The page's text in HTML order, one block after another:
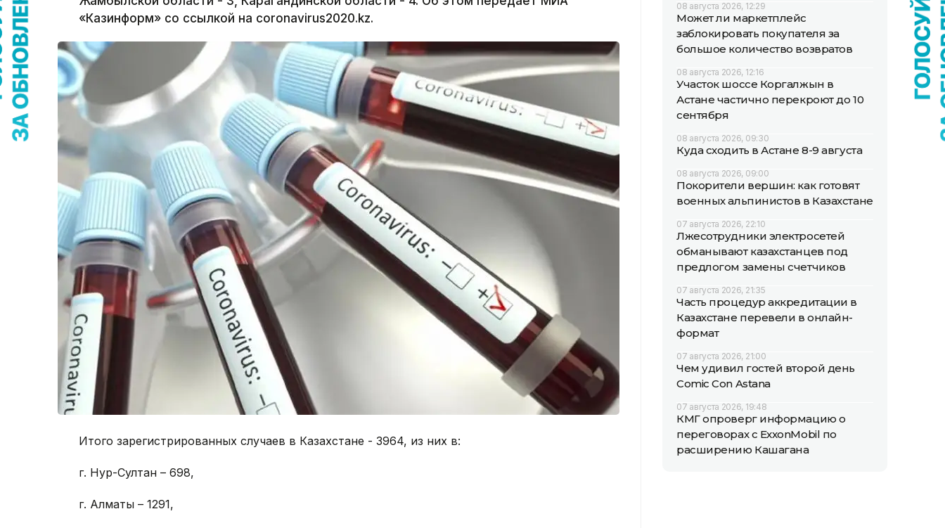
«Казинформ» со ссылкой на coronavirus2020.kz.
Итого зарегистрированных случаев в Казахстане - 3964, из них в:
г. Нур-Султан – 698,
г. Алматы – 1291,
08 августа 2026, 12:29
Может ли маркетплейс
заблокировать покупателя за
большое количество возвратов
08 августа 2026, 12:16
Участок шоссе Коргалжын в
Астане частично перекроют до 10
сентября
08 августа 2026, 09:30
Куда сходить в Астане 8-9 августа
08 августа 2026, 09:00
Покорители вершин: как готовят
военных альпинистов в Казахстане
07 августа 2026, 22:10
Лжесотрудники электросетей
обманывают казахстанцев под
предлогом замены счетчиков
07 августа 2026, 21:35
Часть процедур аккредитации в
Казахстане перевели в онлайн-
формат
07 августа 2026, 21:00
Чем удивил гостей второй день
Comic Con Astana
07 августа 2026, 19:48
КМГ опроверг информацию о
переговорах с ExxonMobil по
расширению Кашагана